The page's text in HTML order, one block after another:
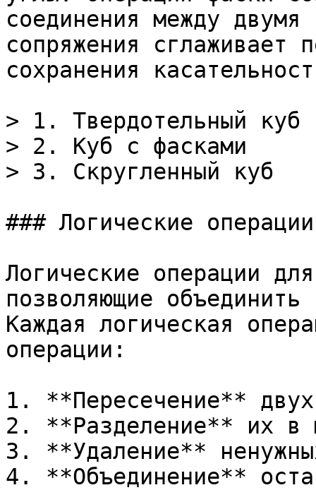
соединения между
сопряжения сглаживает
сохранения
> 1. Твердотельный куб
> 2. Куб с фасками
> 3. Скругленный куб
### Логические операции
Логические операции
позволяющие
Каждая логическая
операции:
1. **Пересечение**
2. **Разделение** их в
3. **Удаление**
4. **Объединение**